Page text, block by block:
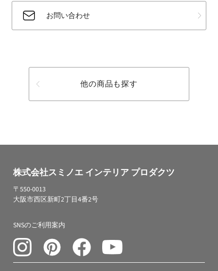
お問い合わせ
他の商品も探す
株式会社スミノエ インテリア プロダクツ
〒550-0013
大阪市西区新町2丁目4番2号
SNSのご利用案内